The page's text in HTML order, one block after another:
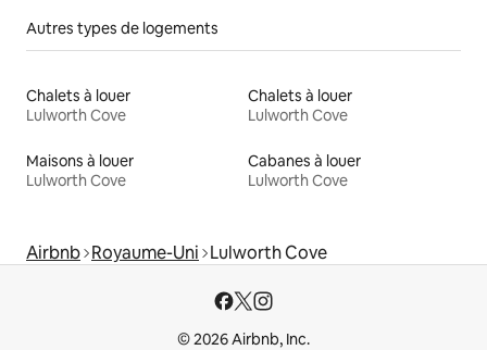
Autres types de logements
Chalets à louer
Lulworth Cove
Chalets à louer
Lulworth Cove
Maisons à louer
Lulworth Cove
Cabanes à louer
Lulworth Cove
Airbnb Royaume-Uni Lulworth Cove
© 2026 Airbnb, Inc.